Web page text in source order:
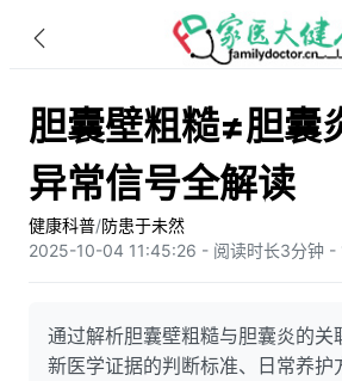
胆囊壁粗糙≠胆囊
异常信号全解读
健康科普/防患于未然
2025-10-04 11:45:26 - 阅读时长3分钟 -
通过解析胆囊壁粗糙与胆囊炎的关
新医学证据的判断标准、日常养护